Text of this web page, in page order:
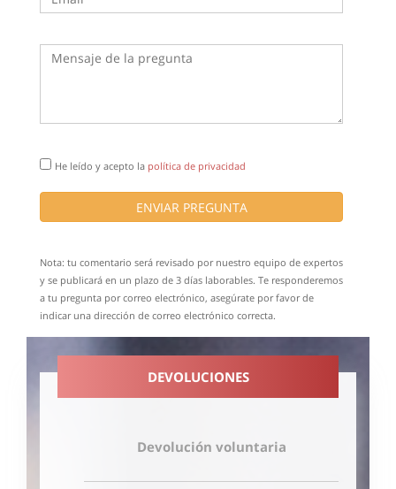
He leído y acepto la política de privacidad
ENVIAR PREGUNTA
Nota: tu comentario será revisado por nuestro equipo de expertos
y se publicará en un plazo de 3 días laborables. Te responderemos
a tu pregunta por correo electrónico, asegúrate por favor de
indicar una dirección de correo electrónico correcta.
DEVOLUCIONES
Devolución voluntaria